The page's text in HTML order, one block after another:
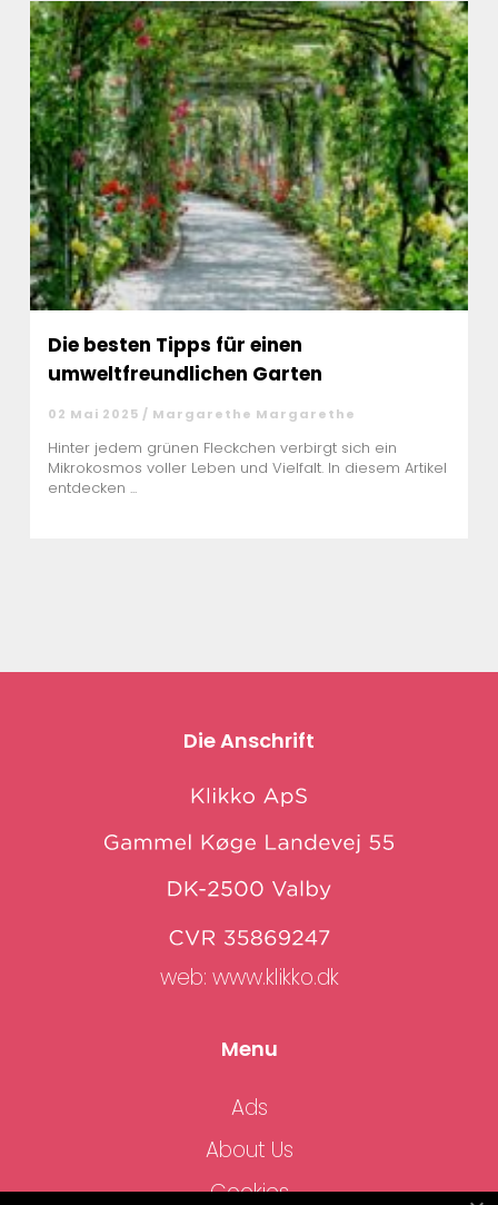
Die besten Tipps für einen
umweltfreundlichen Garten
02 Mai 2025 / Margarethe Margarethe
Hinter jedem grünen Fleckchen verbirgt sich ein
Mikrokosmos voller Leben und Vielfalt. In diesem Artikel
entdecken ...
Die Anschrift
web: www.klikko.dk
Menu
Ads
About Us
Cookies